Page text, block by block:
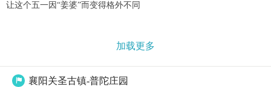
让这个五一因“姜婆”而变得格外不同
加载更多
 襄阳关圣古镇-普陀庄园